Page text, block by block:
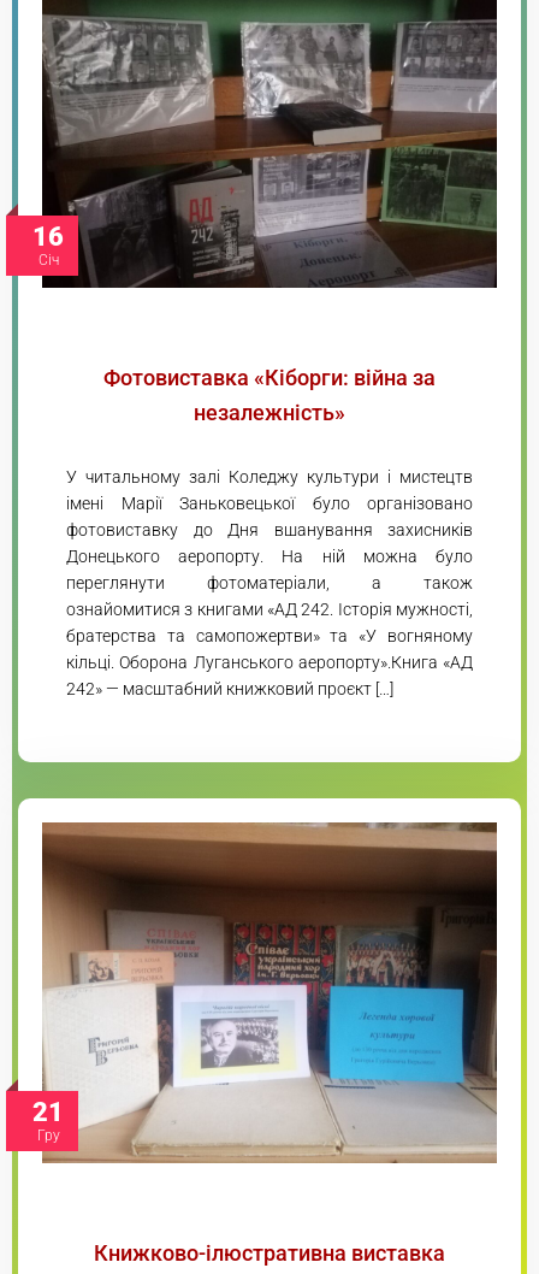
16
Січ
Фотовиставка «Кіборги: війна за
незалежність»
У читальному залі Коледжу культури і мистецтв
імені Марії Заньковецької було організовано
фотовиставку до Дня вшанування захисників
Донецького аеропорту. На ній можна було
переглянути фотоматеріали, а також
ознайомитися з книгами «АД 242. Історія мужності,
братерства та самопожертви» та «У вогняному
кільці. Оборона Луганського аеропорту».Книга «АД
242» — масштабний книжковий проєкт […]
21
Гру
Книжково-ілюстративна виставка